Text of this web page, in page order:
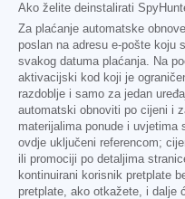
Ako želite deinstalirati
Za plaćanje automatske
poslan na adresu e-pošte koju
svakog datuma plaćanja. Na
aktivacijski kod koji je
razdoblje i samo za jedan
automatski obnoviti po cijeni i
materijalima ponude i
ovdje uključeni referencom;
ili promociji po detaljima
kontinuirani korisnik pretplate
pretplate, ako otkažete, i dalje